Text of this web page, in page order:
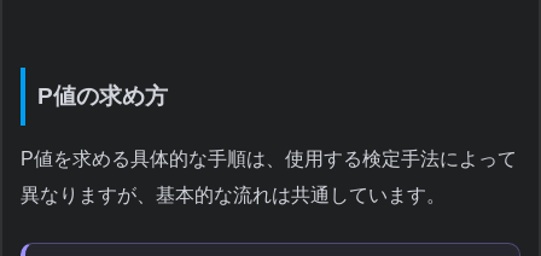
P値の求め方
P値を求める具体的な手順は、使用する検定手法によって
異なりますが、基本的な流れは共通しています。